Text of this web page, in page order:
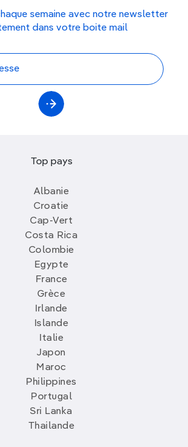
semaine avec notre newsletter
dans votre boite mail
Top pays
Albanie
Croatie
Cap-Vert
Costa Rica
Colombie
Egypte
France
Grèce
Irlande
Islande
Italie
Japon
Maroc
Philippines
Portugal
Sri Lanka
Thailande